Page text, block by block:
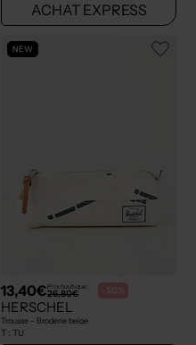
ACHAT EXPRESS
NEW
13,40€Prix boutique :
26,80€ -50%
HERSCHEL
Trousse - Broderie beige
T : TU